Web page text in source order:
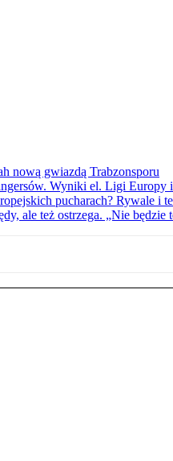
nową gwiazdą Trabzonsporu
Wyniki el. Ligi Europy
pucharach? Rywale i
ale też ostrzega. „Nie